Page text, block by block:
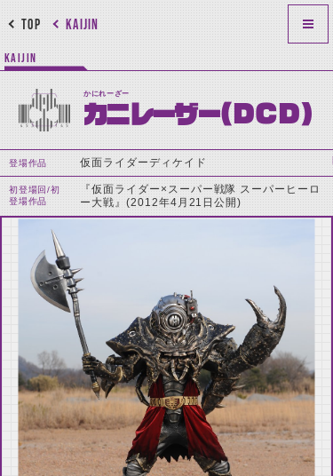
KAIJIN
TOP
KAIJIN
かにれーざー
カニレーザー(DCD)
登場作品 仮面ライダーディケイド
初登場回/初
登場作品
『仮面ライダー×スーパー戦隊 スーパーヒーロ
ー大戦』(2012年4月21日公開)